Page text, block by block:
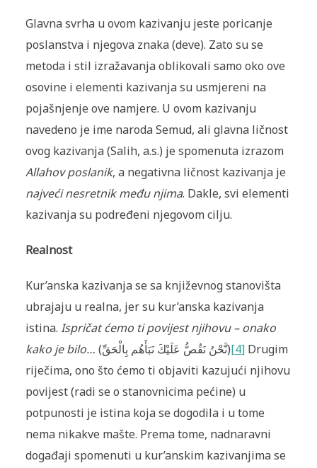
Glavna svrha u ovom kazivanju jeste poricanje
poslanstva i njegova znaka (deve). Zato su se
metoda i stil izražavanja oblikovali samo oko ove
osovine i elementi kazivanja su usmjereni na
pojašnjenje ove namjere. U ovom kazivanju
navedeno je ime naroda Semud, ali glavna ličnost
ovog kazivanja (Salih, a.s.) je spomenuta izrazom
Allahov poslanik, a negativna ličnost kazivanja je
najveći nesretnik među njima. Dakle, svi elementi
kazivanja su podređeni njegovom cilju.
Realnost
Kur’anska kazivanja se sa književnog stanovišta
ubrajaju u realna, jer su kur’anska kazivanja
istina. Ispričat ćemo ti povijest njihovu – onako
kako je bilo… (نَّحْنُ نَقُصُّ عَلَيْكَ نَبَأَهُم بِالْحَقِّ) [4]Drugim
riječima, ono što ćemo ti objaviti kazujući njihovu
povijest (radi se o stanovnicima pećine) u
potpunosti je istina koja se dogodila i u tome
nema nikakve mašte. Prema tome, nadnaravni
događaji spomenuti u kur’anskim kazivanjima se